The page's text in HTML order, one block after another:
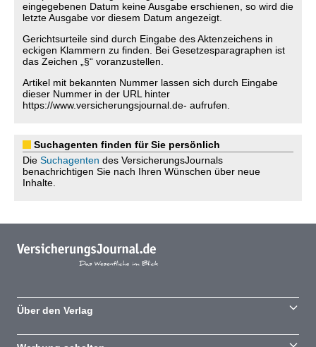
eingegebenen Datum keine Ausgabe erschienen, so wird die
letzte Ausgabe vor diesem Datum angezeigt.
Gerichtsurteile sind durch Eingabe des Aktenzeichens in
eckigen Klammern zu finden. Bei Gesetzesparagraphen ist
das Zeichen „§“ voranzustellen.
Artikel mit bekannten Nummer lassen sich durch Eingabe
dieser Nummer in der URL hinter
https://www.versicherungsjournal.de- aufrufen.
Suchagenten finden für Sie persönlich
Die Suchagenten des VersicherungsJournals
benachrichtigen Sie nach Ihren Wünschen über neue
Inhalte.
Über den Verlag